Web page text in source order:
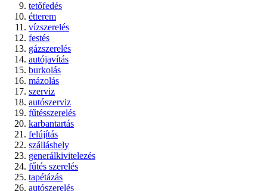
tetőfedés
étterem
vízszerelés
festés
gázszerelés
autójavítás
burkolás
mázolás
szerviz
autószerviz
fűtésszerelés
karbantartás
felújítás
szálláshely
generálkivitelezés
fűtés szerelés
tapétázás
autószerelés